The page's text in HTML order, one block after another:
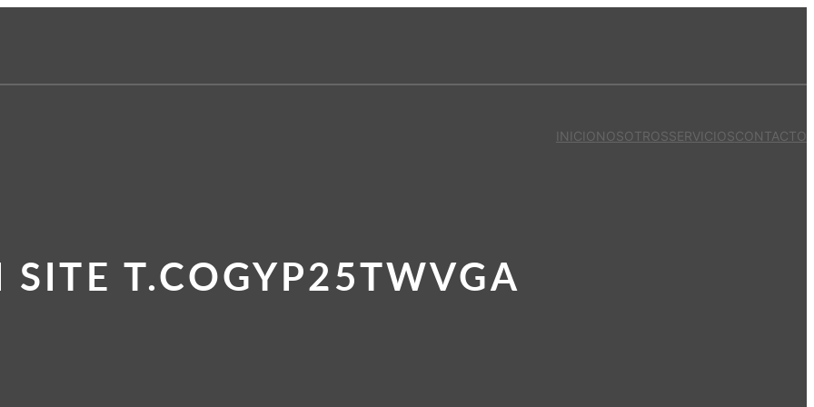
INICIONOSOTROSSERVICIOSCONTACTO
SITE T.COGYP25TWVGA